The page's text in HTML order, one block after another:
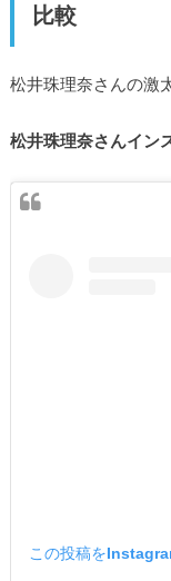
比較
松井珠理奈さんの激
松井珠理奈さんイン
この投稿を